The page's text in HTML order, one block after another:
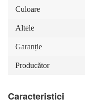
Culoare
Altele
Garanție
Producător
Caracteristici